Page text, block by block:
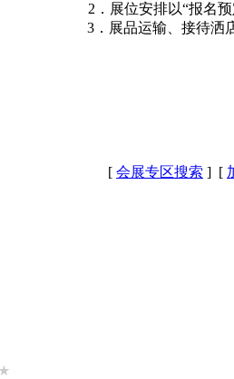
2．展位安排以“报名
3．展品运输、接待洒
[ 会展专区搜索 ] [